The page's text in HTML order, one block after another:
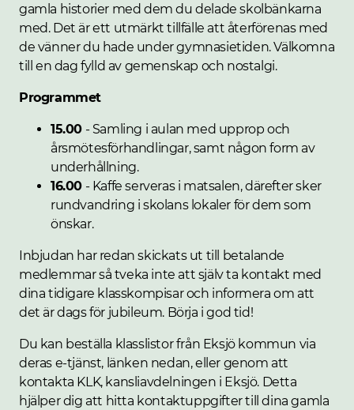
gamla historier med dem du delade skolbänkarna
med. Det är ett utmärkt tillfälle att återförenas med
de vänner du hade under gymnasietiden. Välkomna
till en dag fylld av gemenskap och nostalgi.
Programmet
15.00 - Samling i aulan med upprop och
årsmötesförhandlingar, samt någon form av
underhållning.
16.00 - Kaffe serveras i matsalen, därefter sker
rundvandring i skolans lokaler för dem som
önskar.
Inbjudan har redan skickats ut till betalande
medlemmar så tveka inte att själv ta kontakt med
dina tidigare klasskompisar och informera om att
det är dags för jubileum. Börja i god tid!
Du kan beställa klasslistor från Eksjö kommun via
deras e-tjänst, länken nedan, eller genom att
kontakta KLK, kansliavdelningen i Eksjö. Detta
hjälper dig att hitta kontaktuppgifter till dina gamla